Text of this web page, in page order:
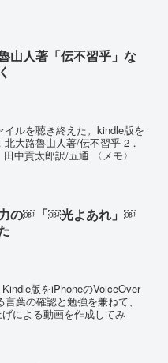
山人著「伝不習乎」な
ルを聴き終えた。kindle版を
大路魯山人著/伝不習乎 2．
中貢太郎訳/五通 〈メモ〉
の￼「￼光よあれ」￼
版をiPhoneのVoiceOver
葉の確認と勉強を兼ねて、
による動画を作成してみ